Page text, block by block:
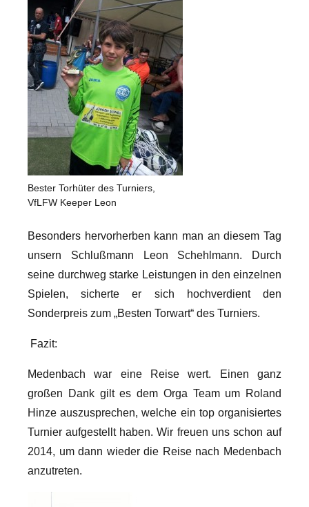
Bester Torhüter des Turniers,
VfLFW Keeper Leon
Besonders hervorherben kann man an diesem Tag
unsern Schlußmann Leon Schehlmann. Durch
seine durchweg starke Leistungen in den einzelnen
Spielen, sicherte er sich hochverdient den
Sonderpreis zum „Besten Torwart“ des Turniers.
Fazit:
Medenbach war eine Reise wert. Einen ganz
großen Dank gilt es dem Orga Team um Roland
Hinze auszusprechen, welche ein top organisiertes
Turnier aufgestellt haben. Wir freuen uns schon auf
2014, um dann wieder die Reise nach Medenbach
anzutreten.